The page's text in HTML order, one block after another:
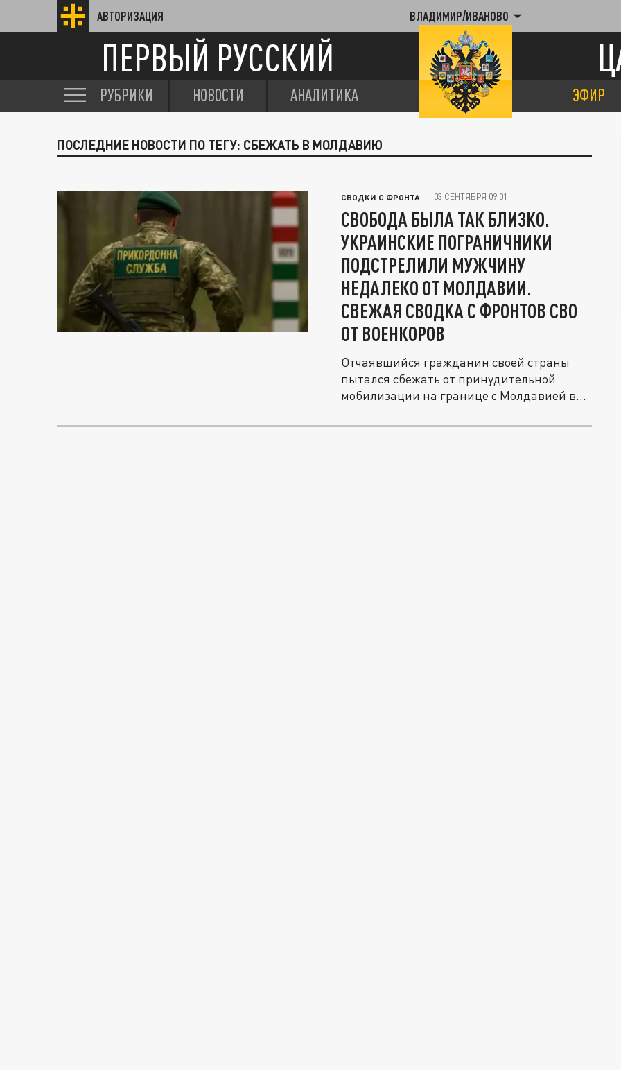
АВТОРИЗАЦИЯ ВЛАДИМИР/ИВАНОВО
ПЕРВЫЙ РУССКИЙ
РУБРИКИ НОВОСТИ АНАЛИТИКА ЭФИР
ПОСЛЕДНИЕ НОВОСТИ ПО ТЕГУ: СБЕЖАТЬ В МОЛДАВИЮ
СВОДКИ С ФРОНТА 03 СЕНТЯБРЯ 09:01
СВОБОДА БЫЛА ТАК БЛИЗКО.
УКРАИНСКИЕ ПОГРАНИЧНИКИ
ПОДСТРЕЛИЛИ МУЖЧИНУ
НЕДАЛЕКО ОТ МОЛДАВИИ.
СВЕЖАЯ СВОДКА С ФРОНТОВ СВО
ОТ ВОЕНКОРОВ
Отчаявшийся гражданин своей страны
пытался сбежать от принудительной
мобилизации на границе с Молдавией в...